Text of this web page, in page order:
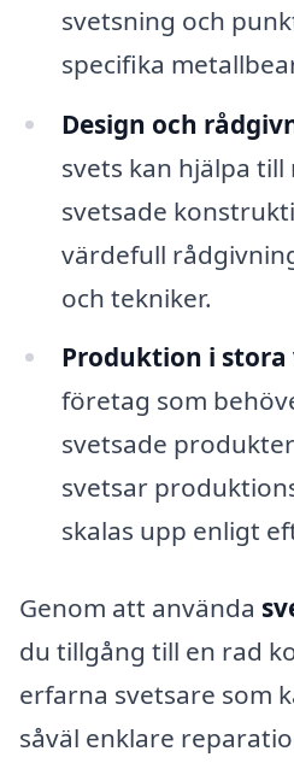
svetsning och
specifika
Design och
svets kan hjälpa
svetsade
värdefull
och tekniker.
Produktion i stora
företag som
svetsade
svetsar
skalas upp enligt
Genom att använda
du tillgång till en rad
erfarna svetsare som
såväl enklare